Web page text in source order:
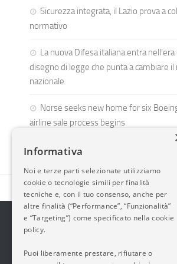
Sicurezza integrata, il Lazio prova a
normativo
La nuova Difesa italiana entra
disegno di legge che punta a cambiare
nazionale
Norse seeks new home for six
airline sale process begins
2014-2026 AvioBlog - Creazione Siti
Questo blog non rappresenta una
periodicità. Non può pertanto
Informativa
Noi e terze parti selezionate utilizziamo
cookie o tecnologie simili per finalità
tecniche e, con il tuo consenso, anche per
altre finalità (“Performance”, “Funzionalità”
e “Targeting”) come specificato nella cookie
policy.
Puoi liberamente prestare, rifiutare o